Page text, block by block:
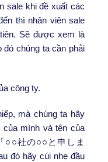
sale khi đề xuất các
thì nhân viên sale
Sẽ được xem là
đó chúng ta cần phải
công ty.
mà chúng ta hãy
mình và tên của
○○社の○○と申しま
đó hãy cúi nhẹ đầu